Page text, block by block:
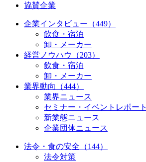
協賛企業
企業インタビュー（449）
飲食・宿泊
卸・メーカー
経営ノウハウ（203）
飲食・宿泊
卸・メーカー
業界動向（444）
業界ニュース
セミナー・イベントレポート
新業態ニュース
企業団体ニュース
法令・食の安全（144）
法令対策